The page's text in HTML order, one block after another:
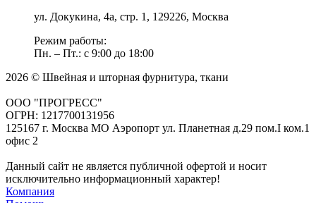
ул. Докукина, 4а, стр. 1, 129226, Москва
Режим работы:
Пн. – Пт.: с 9:00 до 18:00
2026 © Швейная и шторная фурнитура, ткани
ООО "ПРОГРЕСС"
ОГРН: 1217700131956
125167 г. Москва МО Аэропорт ул. Планетная д.29 пом.I ком.1
офис 2
Данный сайт не является публичной офертой и носит
исключительно информационный характер!
Компания